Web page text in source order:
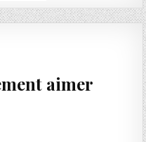
aimer